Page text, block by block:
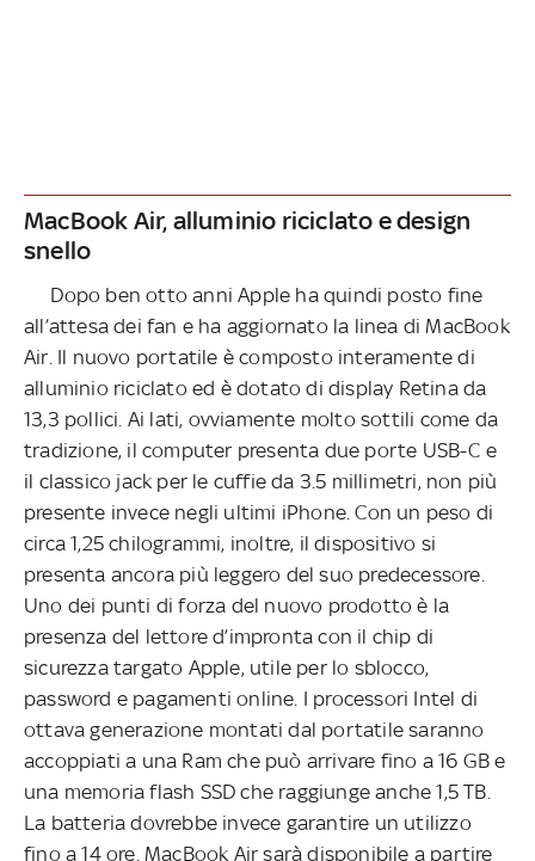
MacBook Air, alluminio riciclato e design
snello
Dopo ben otto anni Apple ha quindi posto fine
all’attesa dei fan e ha aggiornato la linea di MacBook
Air. Il nuovo portatile è composto interamente di
alluminio riciclato ed è dotato di display Retina da
13,3 pollici. Ai lati, ovviamente molto sottili come da
tradizione, il computer presenta due porte USB-C e
il classico jack per le cuffie da 3.5 millimetri, non più
presente invece negli ultimi iPhone. Con un peso di
circa 1,25 chilogrammi, inoltre, il dispositivo si
presenta ancora più leggero del suo predecessore.
Uno dei punti di forza del nuovo prodotto è la
presenza del lettore d’impronta con il chip di
sicurezza targato Apple, utile per lo sblocco,
password e pagamenti online. I processori Intel di
ottava generazione montati dal portatile saranno
accoppiati a una Ram che può arrivare fino a 16 GB e
una memoria flash SSD che raggiunge anche 1,5 TB.
La batteria dovrebbe invece garantire un utilizzo
fino a 14 ore. MacBook Air sarà disponibile a partire